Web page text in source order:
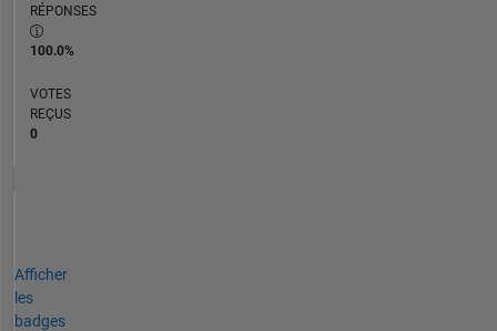
RÉPONSES
100.0%
VOTES
REÇUS
0
Afficher
les
badges